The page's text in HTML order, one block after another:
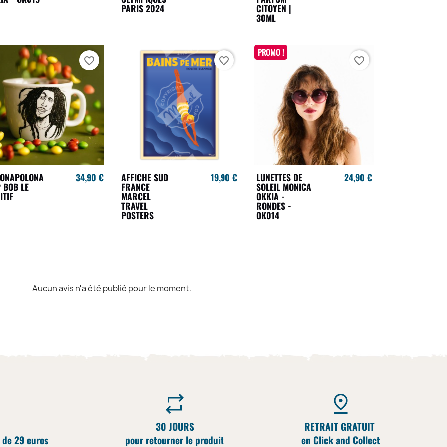
PARIS 2024 CITOYEN |
30ML
BOB LE
34,90 €
favorite_border
AFFICHE SUD
FRANCE
MARCEL
TRAVEL
POSTERS
19,90 €
favorite_border
LUNETTES DE
SOLEIL MONICA
OKKIA -
RONDES -
OK014
24,90 €
PROMO !
favorite_border
Aucun avis n'a été publié pour le moment.
29 euros
30 JOURS
pour retourner le produit
RETRAIT GRATUIT
en Click and Collect